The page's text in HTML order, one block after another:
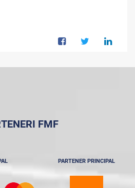
FMF
PARTENER PRINCIPAL